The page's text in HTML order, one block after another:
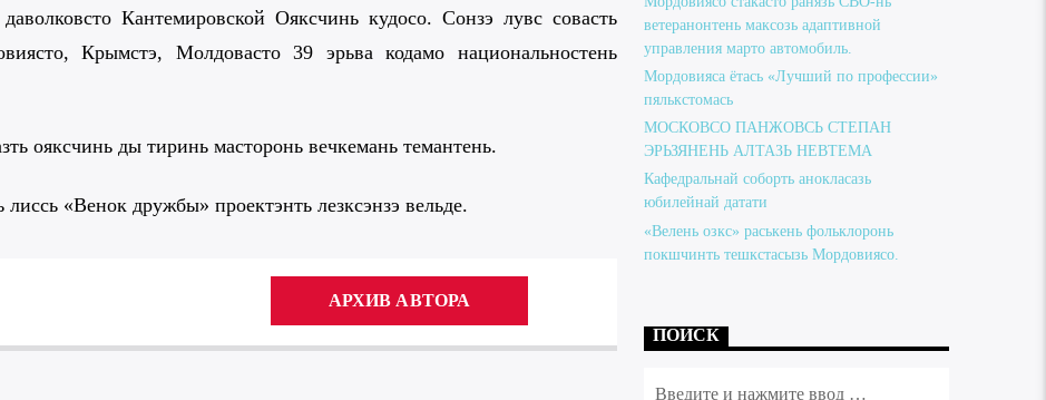
Кантемировской Ояксчинь кудосо. Сонзэ лувс совасть
Крымстэ, Молдовасто 39 эрьва кодамо национальностень
ояксчинь ды тиринь масторонь вечкемань темантень.
«Венок дружбы» проектэнть лезксэнзэ вельде.
АРХИВ АВТОРА
ветеранонтень максозь адаптивной
управления марто автомобиль.
Мордовияса ётась «Лучший по профессии»
пялькстомась
МОСКОВСО ПАНЖОВСЬ СТЕПАН
ЭРЬЗЯНЕНЬ АЛТАЗЬ НЕВТЕМА
Кафедральнай соборть анокласазь
юбилейнай датати
«Велень озкс» раськень фольклоронь
покшчинть тешкстасызь Мордовиясо.
ПОИСК